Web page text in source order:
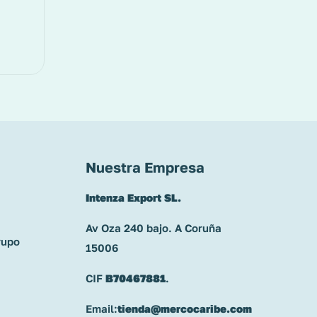
Nuestra Empresa
Intenza Export SL.
Av Oza 240 bajo. A Coruña
15006
CIF B70467881.
Email:tienda@mercocaribe.com